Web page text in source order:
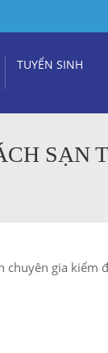
TUYỂN SINH
SẠN
gia kiểm